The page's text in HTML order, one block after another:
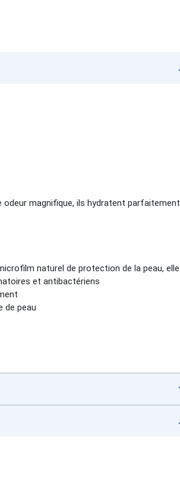
magnifique, ils hydratent parfaitement
naturel de protection de la peau, elle
et antibactériens
de peau